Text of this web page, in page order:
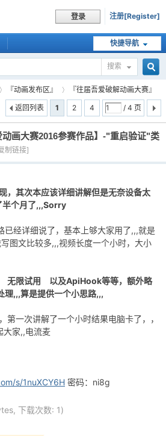
登录 注册[Register]
快捷导航
搜索
索
『动画发布区』
›
『往届吾爱破解动画大赛』
1
2 4 / 4 页
返回列表
动画大赛2016参赛作品】-"重启验证"类
制链接]
，其次本应该详细讲解但是无奈设备太
半个月了,,,Sorry
已经详细说了，基本上够大家用了,,,就是
图文比较多,,,视频长度一个小时，大小
限试用 以及ApiHook等等，额外略
理,,,算是提供一个小思路,,,
第一次讲解了一个小时结果电脑卡了，，
大家,,电流麦
s/1nuXCY6H 密码：ni8g
下载次数: 1)